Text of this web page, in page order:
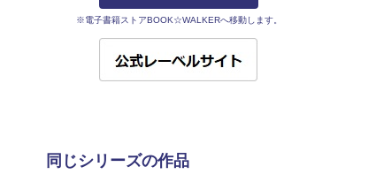
※電子書籍ストアBOOK☆WALKERへ移動します。
同じシリーズの作品